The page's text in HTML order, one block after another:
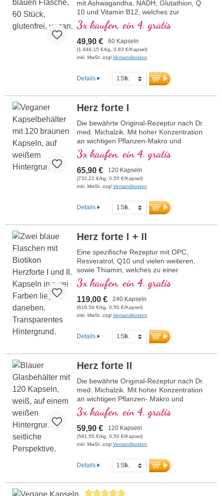
mit Ashwagandha, NADH, Glutathion, Q
10 und Vitamin B12, welches zur
Verringerung von Müdigkeit und
Ermüdung beiträgt. 20 Jahre
Produktionserfahrung in Deutschland und
40-jährige Vitalstofferfahrung. Vegane
Kapselhüllen frei von Carrageen und PEG
Sicherheit. Verwendung von hochwertigen
Premiumextrakten.
3x kaufen, ein 4. gratis
49,90 € 60 Kapseln
(1.848,15 €/kg, 0,83 €/Kapsel)
inkl. MwSt. zzgl Versandkosten
Details
Herz forte I
Die bewährte Original-Rezeptur nach Dr.
med. Michalzik. Mit hoher Konzentration
an wichtigen Pflanzen-Makro und
Mikronährstoffen. Mit wertvollem OPC,
Q10, reinem Trans-Resveratrol, rotem
Ginseng, natürliches Vitamin E und vielen
weitere wichtige Mikronährstoffe. Optimal
ergänzt durch die Rezeptur Herz forte 2.
23 Jahren aus eigener Produktion in
Deutschland von traditionsreichem
Ärtzeteam mit hoher Pflanzenstoff-,
Makro- und Mikronähstoffexpertise unter
der Leitung von Dr. med. Alexander
Michalzik.
3x kaufen, ein 4. gratis
65,90 € 120 Kapseln
(732,22 €/kg, 0,55 €/Kapsel)
inkl. MwSt. zzgl Versandkosten
Details
Herz forte I + II
Eine spezifische Rezeptur mit OPC,
Resveratrol, Q10 und vielen weiteren,
sowie Thiamin, welches zu einer
normalen Herzfunktion beiträgt. (Rezeptur
1 und Rezeptur 2)
3x kaufen, ein 4. gratis
119,00 € 240 Kapseln
(616,58 €/kg, 0,50 €/Kapsel)
inkl. MwSt. zzgl Versandkosten
Details
Herz forte II
Die bewährte Original-Rezeptur nach Dr.
med. Michalzik. Mit hoher Konzentration
an wichtigen Pflanzen- Makro und
Mikronährstoffen. Mit wertvollem
Glutathion, Hochbioverfügbaren Acetyl-L-
Carnitin. Die optimale Ergänzung zu Herz
forte 1 Rezeptur. Hocheffektiv das Original
von Biotikon seit 23 Jahren aus eigener
traditionsreichem Familienunternehmen.
Ohne Zusätze hochrein und Entwickelt
Pflanzenstoff-, Makro- und
3x kaufen, ein 4. gratis
59,90 € 120 Kapseln
(581,55 €/kg, 0,50 €/Kapsel)
inkl. MwSt. zzgl Versandkosten
Details
Durchschnittliche Bewertung von 5 von 5